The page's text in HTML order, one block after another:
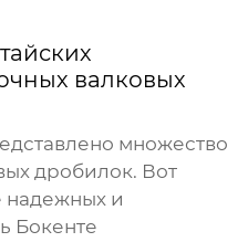
валковых
множество
дробилок. Вот
надежных и
Бокенте